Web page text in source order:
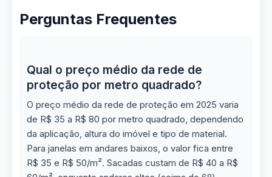
Perguntas Frequentes
Qual o preço médio da rede de
proteção por metro quadrado?
O preço médio da rede de proteção em 2025 varia
de R$ 35 a R$ 80 por metro quadrado, dependendo
da aplicação, altura do imóvel e tipo de material.
Para janelas em andares baixos, o valor fica entre
R$ 35 e R$ 50/m². Sacadas custam de R$ 40 a R$